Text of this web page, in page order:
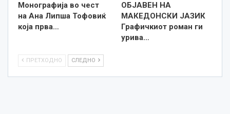
Монографија во чест
на Ана Липша Тофовиќ
која прва…
ОБЈАВЕН НА
МАКЕДОНСКИ ЈАЗИК
Графичкиот роман ги
урива…
ПРЕТХОДНО СЛЕДНО